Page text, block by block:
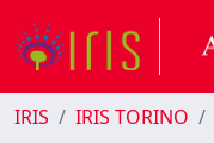
IRIS IRIS TORINO